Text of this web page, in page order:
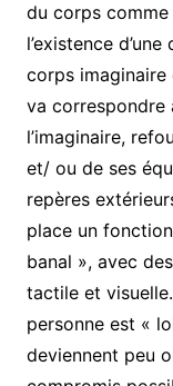
du corps
l’existence
corps
va correspondre
l’imaginaire,
et/ ou de ses
repères
place un
banal », avec
tactile et
personne est «
deviennent peu